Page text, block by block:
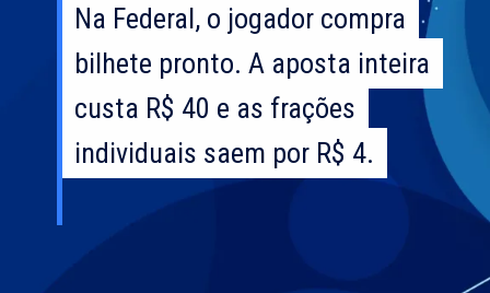
Na Federal, o jogador compra
bilhete pronto. A aposta inteira
custa R$ 40 e as frações
individuais saem por R$ 4.
Na Federal, o jogador compra
bilhete pronto. A aposta inteira
custa R$ 40 e as frações
individuais saem por R$ 4.